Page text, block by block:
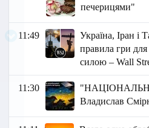
печерицями"
11:49
Україна, Іран і
правила гри
силою – Wall
11:30
Владислав